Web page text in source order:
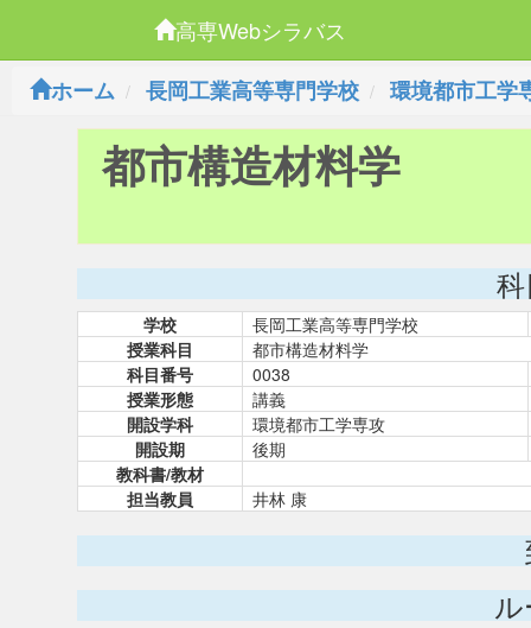
高専Webシラバス
ホーム
長岡工業高等専門学校 環境都市工学
都市構造材料学
学校
長岡工業高等専門学校
授業科目
都市構造材料学
科目番号
0038
授業形態
講義
開設学科
環境都市工学専攻
開設期
後期
教科書/教材
担当教員
井林 康